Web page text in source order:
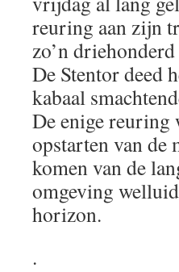
reuring aan zijn
zo’n
De Stentor deed
kabaal
De enige reuring
opstarten van de
komen van de
omgeving
horizon.
.